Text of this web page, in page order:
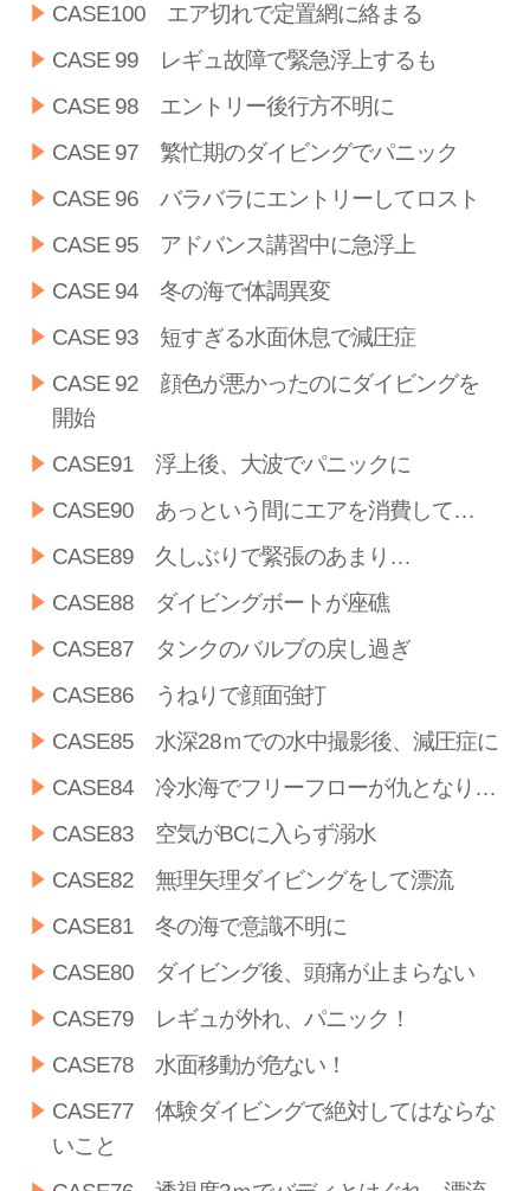
CASE100 エア切れで定置網に絡まる
CASE 99 レギュ故障で緊急浮上するも
CASE 98 エントリー後行方不明に
CASE 97 繁忙期のダイビングでパニック
CASE 96 バラバラにエントリーしてロスト
CASE 95 アドバンス講習中に急浮上
CASE 94 冬の海で体調異変
CASE 93 短すぎる水面休息で減圧症
CASE 92 顔色が悪かったのにダイビングを
開始
CASE91 浮上後、大波でパニックに
CASE90 あっという間にエアを消費して…
CASE89 久しぶりで緊張のあまり…
CASE88 ダイビングボートが座礁
CASE87 タンクのバルブの戻し過ぎ
CASE86 うねりで顔面強打
CASE85 水深28ｍでの水中撮影後、減圧症に
CASE84 冷水海でフリーフローが仇となり…
CASE83 空気がBCに入らず溺水
CASE82 無理矢理ダイビングをして漂流
CASE81 冬の海で意識不明に
CASE80 ダイビング後、頭痛が止まらない
CASE79 レギュが外れ、パニック！
CASE78 水面移動が危ない！
CASE77 体験ダイビングで絶対してはならな
いこと